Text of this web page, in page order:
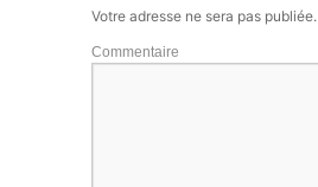
Votre adresse ne sera pas publiée.
Commentaire